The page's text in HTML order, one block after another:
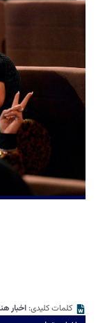
کلمات کلیدی: اخبار